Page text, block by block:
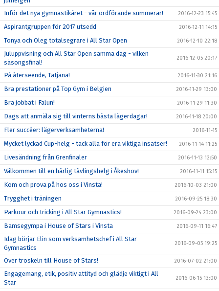
Inför det nya gymnastikåret - vår ordförande summerar!
2016-12-23 15:45
Aspirantgruppen för 2017 utsedd 2016-12-11 14:15
Tonya och Oleg totalsegrare i All Star Open 2016-12-10 22:18
Juluppvisning och All Star Open samma dag - vilken
säsongsfinal!
2016-12-05 20:17
På återseende, Tatjana! 2016-11-30 21:16
Bra prestationer på Top Gym i Belgien 2016-11-29 13:00
Bra jobbat i Falun! 2016-11-29 11:30
Dags att anmäla sig till vinterns bästa lägerdagar! 2016-11-18 20:00
Fler succéer: lägerverksamheterna! 2016-11-15
Mycket lyckad Cup-helg - tack alla för era viktiga insatser! 2016-11-14 11:25
Livesändning från Grenfinaler 2016-11-13 12:50
Välkommen till en härlig tävlingshelg i Åkeshov! 2016-11-11 15:15
Kom och prova på hos oss i Vinsta! 2016-10-03 21:00
Trygghet i träningen 2016-09-25 18:30
Parkour och tricking i All Star Gymnastics! 2016-09-24 23:00
Bamsegympa i House of Stars i Vinsta 2016-09-11 16:47
Idag börjar Elin som verksamhetschef i All Star
Gymnastics
2016-09-05 19:25
Över tröskeln till House of Stars! 2016-07-02 21:00
Engagemang, etik, positiv attityd och glädje viktigt i All
Star
2016-06-15 13:00